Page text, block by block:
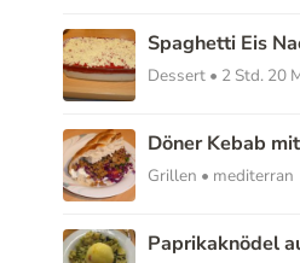
Spaghetti Eis
Dessert • 2 Std. 20
Döner Kebab
Grillen • mediterran
Paprikaknödel